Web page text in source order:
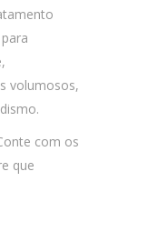
volumosos,
com os
que